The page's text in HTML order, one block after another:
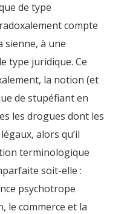
de type
compte
sienne, à une
type juridique. Ce
la notion (et
de stupéfiant en
les drogues dont les
alors qu’il
terminologique
soit-elle :
psychotrope
le commerce et la